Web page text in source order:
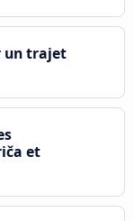
un trajet
et